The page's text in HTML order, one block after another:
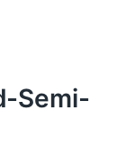
Semi-